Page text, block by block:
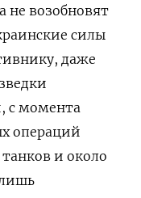
не возобновят
силы
даже
с момента
операций
танков и около